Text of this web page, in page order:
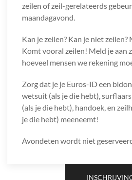
zeilen of zeil-gerelateerds
maandagavond.
Kan je zeilen? Kan je niet
Komt vooral zeilen! Meld je aan
hoeveel mensen we rekening
Zorg dat je je Euros-ID een
wetsuit (als je die hebt),
(als je die hebt), handoek, en
je die hebt) meeneemt!
Avondeten wordt niet